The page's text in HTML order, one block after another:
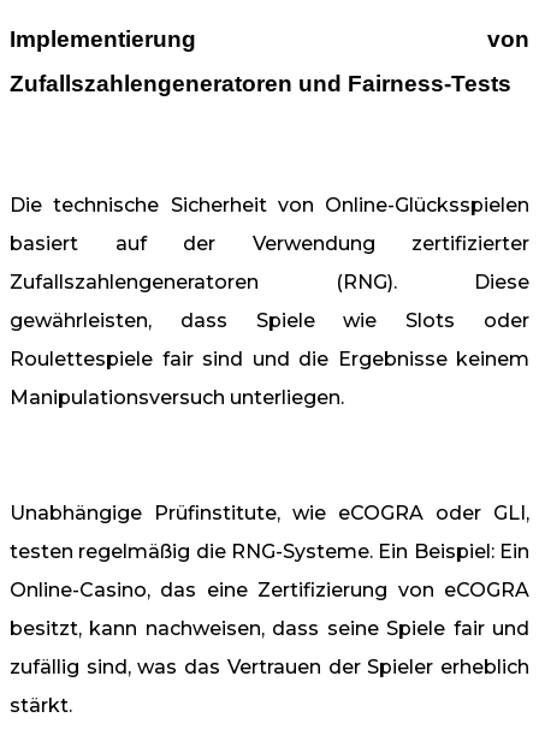
Implementierung von
Zufallszahlengeneratoren und Fairness-Tests
Die technische Sicherheit von Online-Glücksspielen
basiert auf der Verwendung zertifizierter
Zufallszahlengeneratoren (RNG). Diese
gewährleisten, dass Spiele wie Slots oder
Roulettespiele fair sind und die Ergebnisse keinem
Manipulationsversuch unterliegen.
Unabhängige Prüfinstitute, wie eCOGRA oder GLI,
testen regelmäßig die RNG-Systeme. Ein Beispiel: Ein
Online-Casino, das eine Zertifizierung von eCOGRA
besitzt, kann nachweisen, dass seine Spiele fair und
zufällig sind, was das Vertrauen der Spieler erheblich
stärkt.